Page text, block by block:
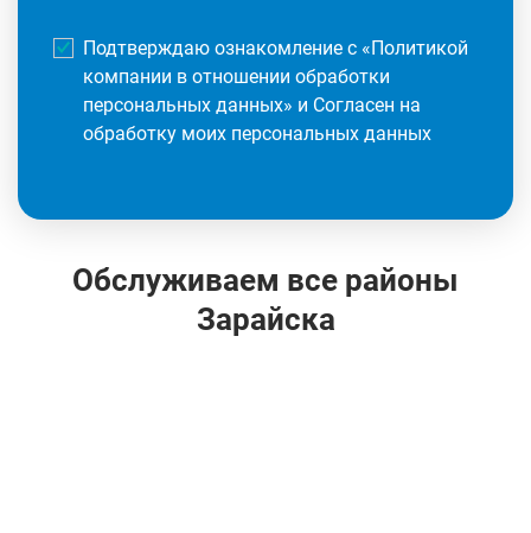
Подтверждаю ознакомление с «Политикой
компании в отношении обработки
персональных данных» и Согласен на
обработку моих персональных данных
Обслуживаем все районы
Зарайска